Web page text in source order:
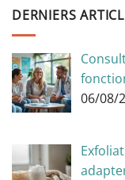
DERNIERS
06/08/